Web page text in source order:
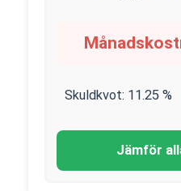
Skuldkvot: 11.25 %
Jämför